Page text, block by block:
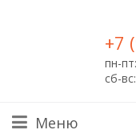
+7
пн-
сб-
Меню